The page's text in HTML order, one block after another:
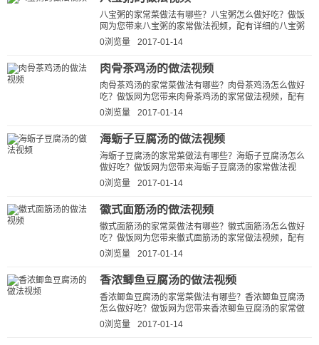
八宝粥的家常菜做法有哪些？八宝粥怎么做好吃？做饭
网为您带来八宝粥的家常做法视频，配有详细的八宝粥
的做法视频详解，让新手快速学会八...
0浏览量 2017-01-14
肉骨茶鸡汤的做法视频
肉骨茶鸡汤的家常菜做法有哪些？肉骨茶鸡汤怎么做好
吃？做饭网为您带来肉骨茶鸡汤的家常做法视频，配有
详细的肉骨茶鸡汤的做法视频详解...
0浏览量 2017-01-14
海蛎子豆腐汤的做法视频
海蛎子豆腐汤的家常菜做法有哪些？海蛎子豆腐汤怎么
做好吃？做饭网为您带来海蛎子豆腐汤的家常做法视
频，配有详细的海蛎子豆腐汤的做法...
0浏览量 2017-01-14
徽式面筋汤的做法视频
徽式面筋汤的家常菜做法有哪些？徽式面筋汤怎么做好
吃？做饭网为您带来徽式面筋汤的家常做法视频，配有
详细的徽式面筋汤的做法视频详解...
0浏览量 2017-01-14
香浓鲫鱼豆腐汤的做法视频
香浓鲫鱼豆腐汤的家常菜做法有哪些？香浓鲫鱼豆腐汤
怎么做好吃？做饭网为您带来香浓鲫鱼豆腐汤的家常做
法视频，配有详细的香浓鲫鱼豆腐...
0浏览量 2017-01-14